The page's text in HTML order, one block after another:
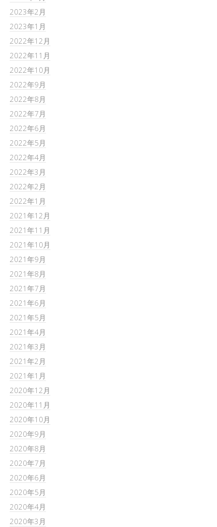
2023年2月
2023年1月
2022年12月
2022年11月
2022年10月
2022年9月
2022年8月
2022年7月
2022年6月
2022年5月
2022年4月
2022年3月
2022年2月
2022年1月
2021年12月
2021年11月
2021年10月
2021年9月
2021年8月
2021年7月
2021年6月
2021年5月
2021年4月
2021年3月
2021年2月
2021年1月
2020年12月
2020年11月
2020年10月
2020年9月
2020年8月
2020年7月
2020年6月
2020年5月
2020年4月
2020年3月